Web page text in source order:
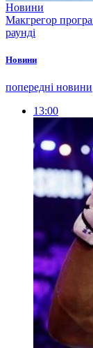
Новини
Макгрегор
раунді
Новини
попередні новини
13:00